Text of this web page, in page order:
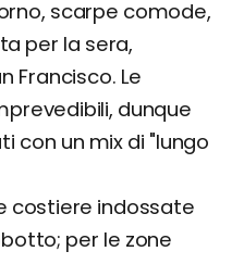
scarpe comode,
per la sera,
Francisco. Le
dunque
con un mix di "lungo
costiere indossate
per le zone